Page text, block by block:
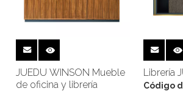
JUEDU WINSON Mueble
de oficina y librería
Librería
Código